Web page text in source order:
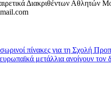
Διακριθέντων Αθλητών
πίνακες για τη Σχολή
μετάλλια ανοίγουν τον